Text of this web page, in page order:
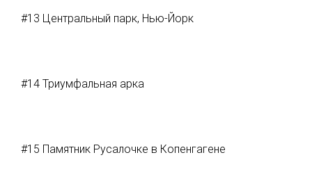
#13 Центральный парк, Нью-Йорк
#14 Триумфальная арка
#15 Памятник Русалочке в Копенгагене